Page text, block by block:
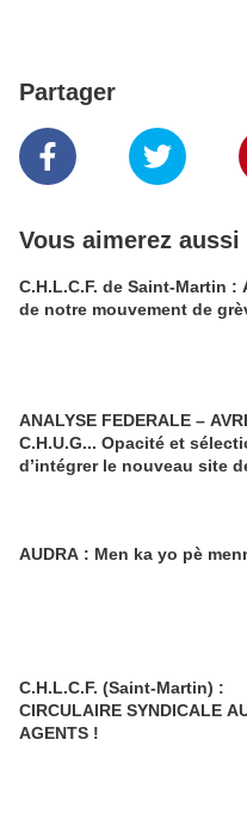
Partager
Vous aimerez aussi
C.H.L.C.F. de Saint-Martin :
de notre mouvement de
ANALYSE FEDERALE –
C.H.U.G... Opacité et
d’intégrer le nouveau site
AUDRA : Men ka yo pè
C.H.L.C.F. (Saint-Martin) :
CIRCULAIRE SYNDICALE
AGENTS !